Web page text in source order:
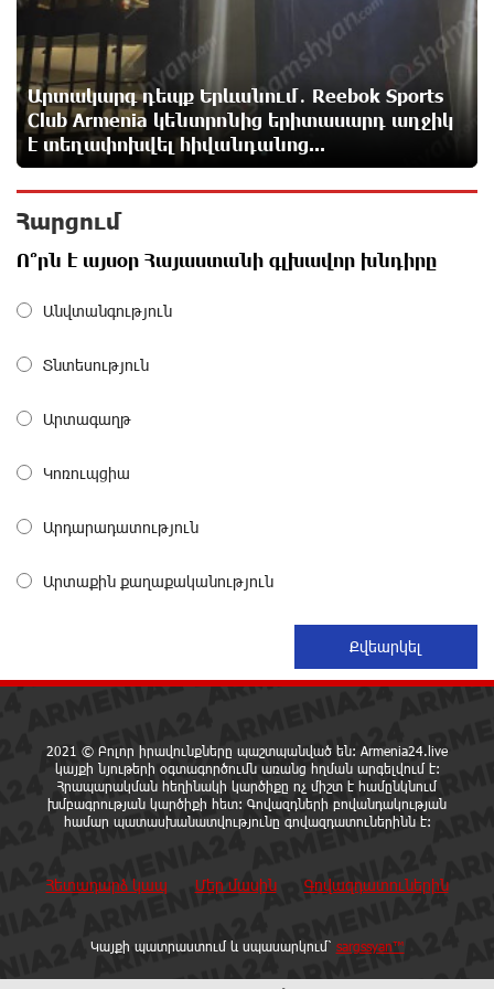
սպասելիքների/չսպասելիքների մասին. Աննա Կոստանյան
7 ժամ առաջ
Սիրո, ազատության ու պարտքի մասին՝
գրականությամբ, փիլիսոփայությամբ ու
քաղաքականությամբ. Մենուա Սողոմոնյան
Հանձնվել թուրքական ողորմածությա՞նը, թե՞
Ավետիք Չալաբյանի ուղերձը կալանավայրից
Ազգային ժողովը լեգիտիմ չէ, քանի որ
իշխանությունը կեղծել է ընտրությունները. Ցոլակ
Մեր երկրում իշխանության և ընդդիմության
քաղաքացին. Աննա Կոստանյան
7 ժամ առաջ
աշխատանքները, ապա կբացահայտենք
մեծագույն խախտումներ. Հրայր Կամենդատյան
7 ժամ առաջ
քարտը՝ ճանապարհորդական
առավելություններով և հատուկ արշավով
Կոնվերս Բանկը և Visa-ն ընդլայնում են
Արտակարգ դեպք Երևանում․ Reebok Sports
Club Armenia կենտրոնից երիտասարդ աղջիկ
է տեղափոխվել հիվանդանոց...
Հարցում
Ո՞րն է այսօր Հայաստանի գլխավոր խնդիրը
Անվտանգություն
Տնտեսություն
Արտագաղթ
Կոռուպցիա
Արդարադատություն
Արտաքին քաղաքականություն
2021 © Բոլոր իրավունքները պաշտպանված են: Armenia24.live
կայքի նյութերի օգտագործումն առանց հղման արգելվում է:
Հրապարակման հեղինակի կարծիքը ոչ միշտ է համընկնում
խմբագրության կարծիքի հետ: Գովազդների բովանդակության
համար պատասխանատվությունը գովազդատուներինն է:
Հետադարձ կապ Մեր մասին Գովազդատուներին
Կայքի պատրաստում և սպասարկում՝ sargssyan™